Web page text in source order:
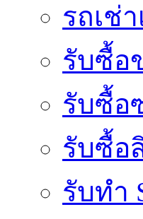
รถเช่
รับซื้อ
รับซื้อ
รับซื้อ
รับทำ